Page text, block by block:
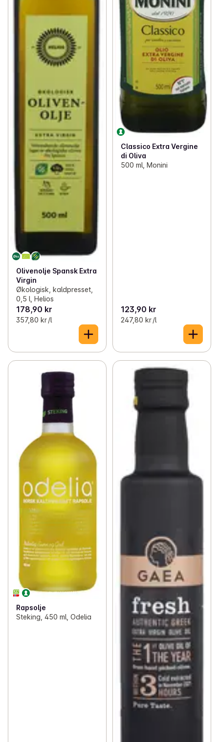
Olivenolje Spansk Extra
Virgin
Økologisk, kaldpresset,
0,5 l, Helios
178,90 kr
357,80 kr /l
Classico Extra Vergine
di Oliva
500 ml, Monini
123,90 kr
247,80 kr /l
Rapsolje
Steking, 450 ml, Odelia